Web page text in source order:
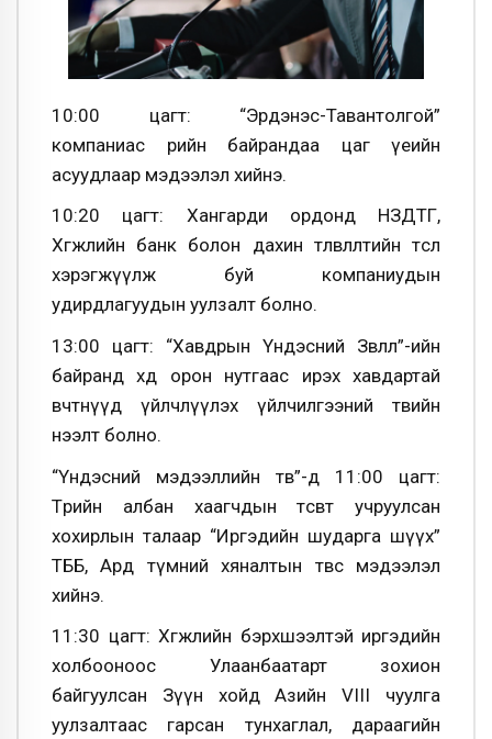
10:00 цагт: “Эрдэнэс-Тавантолгой”
компаниас өөрийн байрандаа цаг үеийн
асуудлаар мэдээлэл хийнэ.
10:20 цагт: Хангарди ордонд НЗДТГ,
Хөгжлийн банк болон дахин төлөвлөлтийн төсөл
хэрэгжүүлж буй компаниудын
удирдлагуудын уулзалт болно.
13:00 цагт: “Хавдрын Үндэсний Зөвлөл”-ийн
байранд хөдөө орон нутгаас ирэх хавдартай
өвчтөнүүд үйлчлүүлэх үйлчилгээний төвийн
нээлт болно.
“Үндэсний мэдээллийн төв”-д 11:00 цагт:
Төрийн албан хаагчдын төсөвт учруулсан
хохирлын талаар “Иргэдийн шударга шүүх”
ТББ, Ард түмний хяналтын төвөөс мэдээлэл
хийнэ.
11:30 цагт: Хөгжлийн бэрхшээлтэй иргэдийн
холбооноос Улаанбаатарт зохион
байгуулсан Зүүн хойд Азийн VIII чуулга
уулзалтаас гарсан тунхаглал, дараагийн